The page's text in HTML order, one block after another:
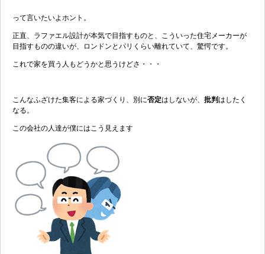
って言いたいよホント。
正直、ラファエル設計が本気で目指すものと、こういった住宅メーカーが
目指すものの違いが、ロンドンとパリくらい離れていて、驚愕です。
これで家を買う人もどうかと思うけどさ・・・
こんなふざけた集客による家づくり、別に否定はしないが、 批判はしたく
なる。
この会社の人達が僕にはこう見えます